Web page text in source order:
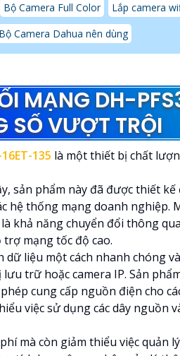
Bộ Camera Full Color
Lắp camera
Camera Dahua nên dùng
MẠNG DH-
SỐ VƯỢT TRỘI
135 là một thiết bị chất
sản phẩm này đã được thiết
hệ thống mạng doanh
là khả năng chuyển đổi thông
mạng tốc độ cao.
liệu một cách nhanh chóng
trữ hoặc camera IP. Sản
cung cấp nguồn điện cho
việc sử dụng các dây nguồn
mà còn giảm thiểu việc quản